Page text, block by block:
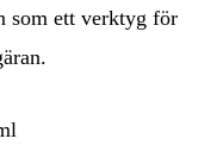
som ett verktyg för